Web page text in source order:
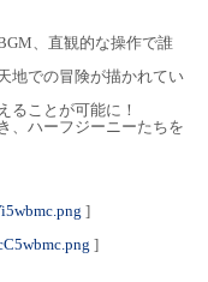
、直観的な操作で誰
地での冒険が描かれてい
ることが可能に！
、ハーフジーニーたちを
]
]